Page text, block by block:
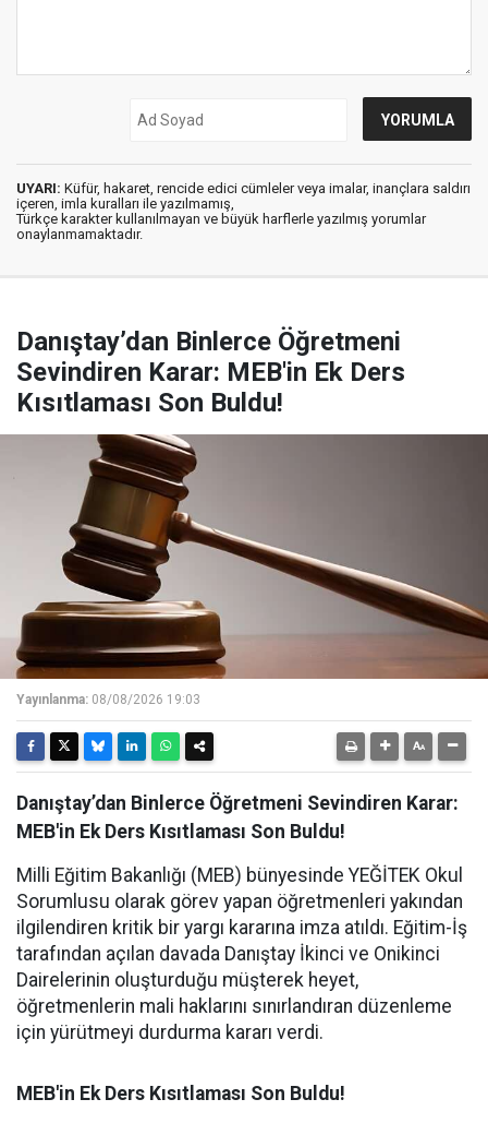
UYARI: Küfür, hakaret, rencide edici cümleler veya imalar, inançlara saldırı
içeren, imla kuralları ile yazılmamış,
Türkçe karakter kullanılmayan ve büyük harflerle yazılmış yorumlar
onaylanmamaktadır.
Danıştay’dan Binlerce Öğretmeni
Sevindiren Karar: MEB'in Ek Ders
Kısıtlaması Son Buldu!
Yayınlanma: 08/08/2026 19:03
Danıştay’dan Binlerce Öğretmeni Sevindiren Karar:
MEB'in Ek Ders Kısıtlaması Son Buldu!
Milli Eğitim Bakanlığı (MEB) bünyesinde YEĞİTEK Okul
Sorumlusu olarak görev yapan öğretmenleri yakından
ilgilendiren kritik bir yargı kararına imza atıldı. Eğitim-İş
tarafından açılan davada Danıştay İkinci ve Onikinci
Dairelerinin oluşturduğu müşterek heyet,
öğretmenlerin mali haklarını sınırlandıran düzenleme
için yürütmeyi durdurma kararı verdi.
MEB'in Ek Ders Kısıtlaması Son Buldu!